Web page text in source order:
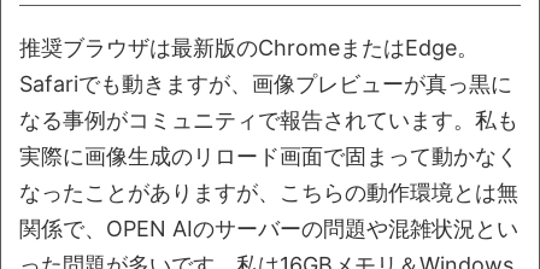
推奨ブラウザは最新版のChromeまたはEdge。
Safariでも動きますが、画像プレビューが真っ黒に
なる事例がコミュニティで報告されています。私も
実際に画像生成のリロード画面で固まって動かなく
なったことがありますが、こちらの動作環境とは無
関係で、OPEN AIのサーバーの問題や混雑状況とい